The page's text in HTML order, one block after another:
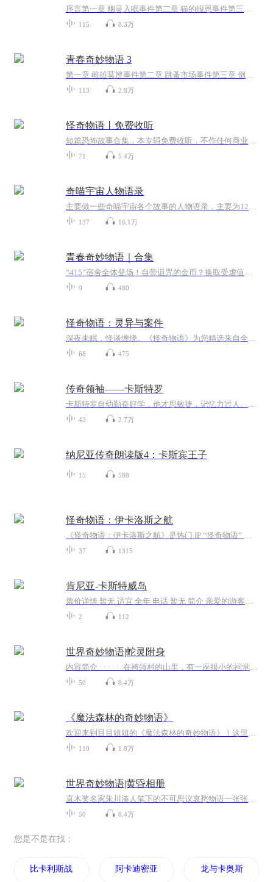
序言第一章 幽灵入眠事件第二章 猫的报恩事件第三章 假币诅咒事件...
115 8.3万
青春奇妙物语 3
第一章 雌雄莫辨事件第二章 跳蚤市场事件第三章 倒影猜拳事件第四章 脱胎换骨事件第五章 运气盗窃事件第六章 房屋暴动事件第七章 怪盗杀手事件第八章 推销人生事件第九章 西游外传事件第十章 人情账单事件第十一章 逆转昔日事件第十二章 海市蜃楼事件后...
113 2.8万
怪奇物语丨免费收听
短篇恐怖故事合集，本专辑免费收听，不作任何商业用途，欢迎收听！演播：DJ文博。
71 5.4万
奇喵宇宙人物语录
主要做一些奇喵宇宙各个故事的人物语录，主要为12星座系列，或者一些热门的故事，有时会更一些官方出的漫画，比如时空执事
137 16.1万
青春奇妙物语｜合集
“415”宿舍全体登场！自带诅咒的金币？换取受虐值的手机？去打工成为代理死神？被汪星人咬一口变成吸血鬼等等。你见过这么离谱的大学生活吗？在那里，游戏中毒的晚年死宅，不当明星可惜的口音花美男，爱好烧水的老实青年人……十个臭男人爆笑上演离谱的青...
9 480
怪奇物语：灵异与案件
深夜未眠，怪谈缠绕。《怪奇物语》为您精选来自全国各地的真实灵异故事，从古老传说到现代奇闻，带您领略那些无法用科学解释的诡异事件。当黑暗降临，请锁好门窗，戴上耳机，让我们带您走进这些令人不寒而栗的故事里。记住，无论听到什么，都不要回头看…...
68 475
传奇领袖——卡斯特罗
卡斯特罗自幼勤奋好学，他才思敏捷，记忆力过人。他的演说极富鼓动性，语言生动活泼，说理深入浅出，常在大会或电视上讲几个小时，让观众听得如醉如痴。他早在学生时代就以运动员知名，18岁获得古巴最佳全能运动员称号。在世人心中，一身戎装、虬髯遒劲的...
42 2.7万
纳尼亚传奇朗读版4：卡斯宾王子
15 588
怪奇物语：伊卡洛斯之航
《怪奇物语：伊卡洛斯之航》是热门 IP “怪奇物语” 的衍生小说，聚焦霍金斯小镇的 “怪胎” 埃迪・芒森，讲述了他在偏见与困境中追逐梦想、挣扎成长的冒险故事。故事背景设定在 20 世纪 80 年代的霍金斯，埃迪既是高中 “地狱火俱乐部” 的地下城主，带领...
37 1315
肯尼亚-卡斯特威岛
票价详情 暂无 适宜 全年 电话 暂无 简介 亲爱的游客朋友，欢迎您来到卡斯特威岛，他又叫放逐岛，大概有174英亩，有着富饶的热带雨林和环绕着白色的沙滩，生机勃勃的珊瑚礁，以及湛蓝的海水。同时岛上有酒店，属于中上豪华度假村，2000--3000rmb每晚不等。...
2 112
世界奇妙物语|蛇灵附身
内容简介 · · · · · ·在袴须村的山里，有一座很小的祠堂，那里面供奉着“一遍老爷”。传说一遍老爷神通广大，能实现人的一切愿望。但是，向他许愿的机会，每个人都只有一次，所以，你可千万要想好了……在每个人心底的深处，都藏着些不能说出口的愿...
50 8.4万
《魔法森林的奇妙物语》
欢迎来到目目姐姐的《魔法森林的奇妙物语》！这里有会说话的动物、神秘的魔法森林和奇妙的冒险旅程。每个故事都藏着生活的智慧，比如勇敢面对困难、学会分享和关爱他人。用声音带你进入奇幻世界，让宝贝在故事中收获成长，学会做更好的自己！快来和我们一...
110 1.8万
世界奇妙物语|黄昏相册
直木奖名家朱川湊人笔下的不可思议哀愁物语一张张泛黄照片，牵出日本昭和年代的回忆六篇充满异想的故事，六段悲欢交集的人生无法割舍、用尽谎言去保护的家人因目睹UFO而从此背道而驰的幼 时好友能拍出“灵异”照片的忧伤黄昏相机……那些被丢弃的照片，如...
50 8.4万
您是不是在找：
比卡利斯战记 阿卡迪密亚 龙与卡奥斯